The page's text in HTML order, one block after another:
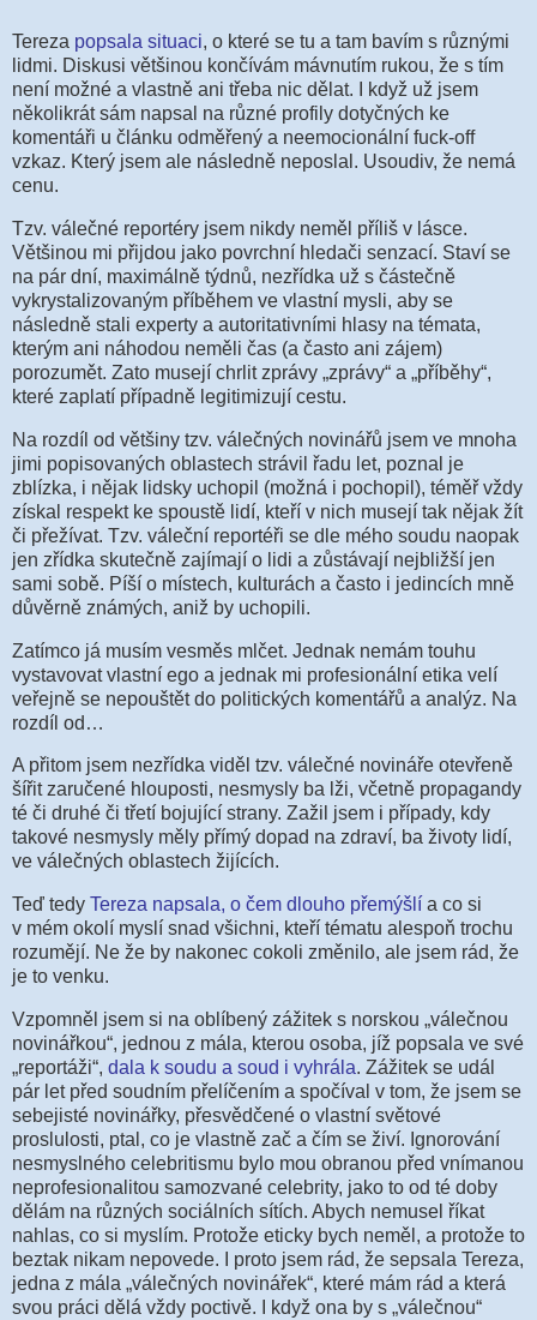
Tereza popsala situaci, o které se tu a tam bavím s různými
lidmi. Diskusi většinou končívám mávnutím rukou, že s tím
není možné a vlastně ani třeba nic dělat. I když už jsem
několikrát sám napsal na různé profily dotyčných ke
komentáři u článku odměřený a neemocionální fuck-off
vzkaz. Který jsem ale následně neposlal. Usoudiv, že nemá
cenu.
Tzv. válečné reportéry jsem nikdy neměl příliš v lásce.
Většinou mi přijdou jako povrchní hledači senzací. Staví se
na pár dní, maximálně týdnů, nezřídka už s částečně
vykrystalizovaným příběhem ve vlastní mysli, aby se
následně stali experty a autoritativními hlasy na témata,
kterým ani náhodou neměli čas (a často ani zájem)
porozumět. Zato musejí chrlit zprávy „zprávy“ a „příběhy“,
které zaplatí případně legitimizují cestu.
Na rozdíl od většiny tzv. válečných novinářů jsem ve mnoha
jimi popisovaných oblastech strávil řadu let, poznal je
zblízka, i nějak lidsky uchopil (možná i pochopil), téměř vždy
získal respekt ke spoustě lidí, kteří v nich musejí tak nějak žít
či přežívat. Tzv. váleční reportéři se dle mého soudu naopak
jen zřídka skutečně zajímají o lidi a zůstávají nejbližší jen
sami sobě. Píší o místech, kulturách a často i jedincích mně
důvěrně známých, aniž by uchopili.
Zatímco já musím vesměs mlčet. Jednak nemám touhu
vystavovat vlastní ego a jednak mi profesionální etika velí
veřejně se nepouštět do politických komentářů a analýz. Na
rozdíl od…
A přitom jsem nezřídka viděl tzv. válečné novináře otevřeně
šířit zaručené hlouposti, nesmysly ba lži, včetně propagandy
té či druhé či třetí bojující strany. Zažil jsem i případy, kdy
takové nesmysly měly přímý dopad na zdraví, ba životy lidí,
ve válečných oblastech žijících.
Teď tedy Tereza napsala, o čem dlouho přemýšlí a co si
v mém okolí myslí snad všichni, kteří tématu alespoň trochu
rozumějí. Ne že by nakonec cokoli změnilo, ale jsem rád, že
je to venku.
Vzpomněl jsem si na oblíbený zážitek s norskou „válečnou
novinářkou“, jednou z mála, kterou osoba, jíž popsala ve své
„reportáži“, dala k soudu a soud i vyhrála. Zážitek se udál
pár let před soudním přelíčením a spočíval v tom, že jsem se
sebejisté novinářky, přesvědčené o vlastní světové
proslulosti, ptal, co je vlastně zač a čím se živí. Ignorování
nesmyslného celebritismu bylo mou obranou před vnímanou
neprofesionalitou samozvané celebrity, jako to od té doby
dělám na různých sociálních sítích. Abych nemusel říkat
nahlas, co si myslím. Protože eticky bych neměl, a protože to
beztak nikam nepovede. I proto jsem rád, že sepsala Tereza,
jedna z mála „válečných novinářek“, které mám rád a která
svou práci dělá vždy poctivě. I když ona by s „válečnou“